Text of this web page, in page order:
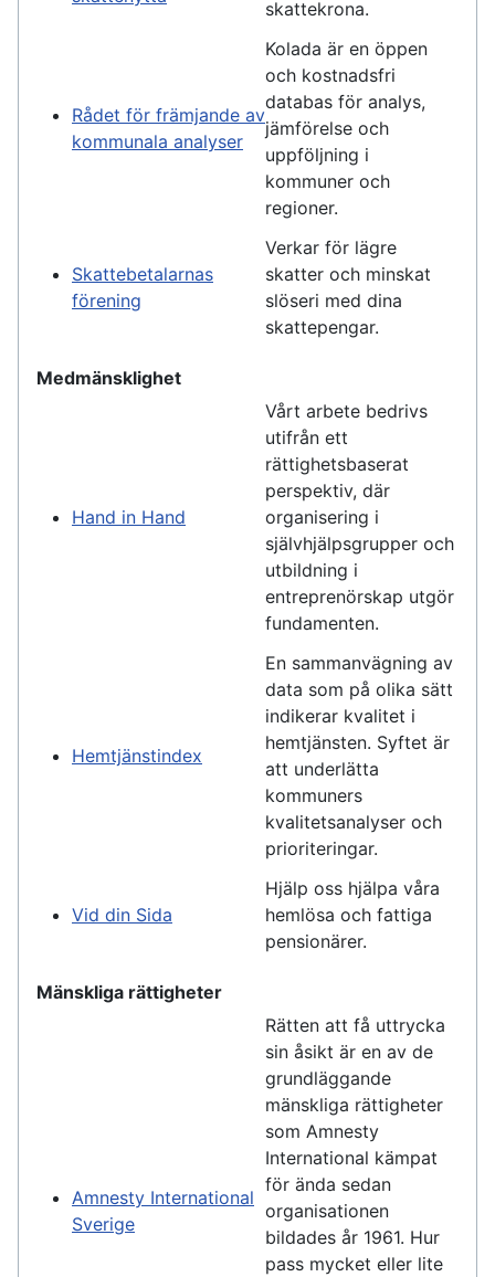
skattekrona.
Rådet för främjande av
kommunala analyser
Kolada är en öppen
och kostnadsfri
databas för analys,
jämförelse och
uppföljning i
kommuner och
regioner.
Skattebetalarnas
förening
Verkar för lägre
skatter och minskat
slöseri med dina
skattepengar.
Medmänsklighet
Hand in Hand
Vårt arbete bedrivs
utifrån ett
rättighetsbaserat
perspektiv, där
organisering i
självhjälpsgrupper och
utbildning i
entreprenörskap utgör
fundamenten.
Hemtjänstindex
En sammanvägning av
data som på olika sätt
indikerar kvalitet i
hemtjänsten. Syftet är
att underlätta
kommuners
kvalitetsanalyser och
prioriteringar.
Vid din Sida
Hjälp oss hjälpa våra
hemlösa och fattiga
pensionärer.
Mänskliga rättigheter
Amnesty International
Sverige
Rätten att få uttrycka
sin åsikt är en av de
grundläggande
mänskliga rättigheter
som Amnesty
International kämpat
för ända sedan
organisationen
bildades år 1961. Hur
pass mycket eller lite